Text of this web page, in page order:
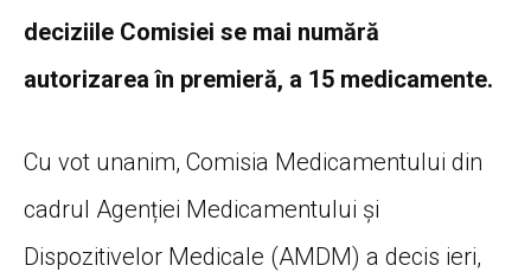
deciziile Comisiei se mai numără
autorizarea în premieră, a 15 medicamente.
Cu vot unanim, Comisia Medicamentului din
cadrul Agenției Medicamentului și
Dispozitivelor Medicale (AMDM) a decis ieri,